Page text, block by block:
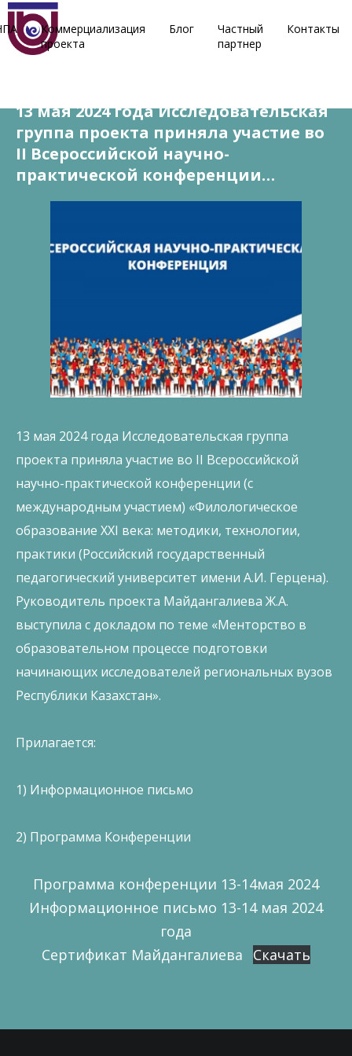
Коммерциализация
проекта
Блог
Частный
партнер
Контакты
13 мая, 2024
13 мая 2024 года Исследовательская
группа проекта приняла участие во
II Всероссийской научно-
практической конференции…
13 мая 2024 года Исследовательская группа
проекта приняла участие во II Всероссийской
научно-практической конференции (с
международным участием) «Филологическое
образование XXI века: методики, технологии,
практики (Российский государственный
педагогический университет имени А.И. Герцена).
Руководитель проекта Майдангалиева Ж.А.
выступила с докладом по теме «Менторство в
образовательном процессе подготовки
начинающих исследователей региональных вузов
Республики Казахстан».
Прилагается:
1) Информационное письмо
2) Программа Конференции
Программа конференции 13-14мая 2024
Информационное письмо 13-14 мая 2024
года
Сертификат Майдангалиева
Скачать